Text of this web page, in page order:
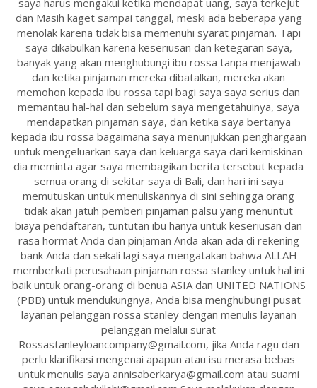
saya harus mengakui ketika mendapat uang, saya terkejut
dan Masih kaget sampai tanggal, meski ada beberapa yang
menolak karena tidak bisa memenuhi syarat pinjaman. Tapi
saya dikabulkan karena keseriusan dan ketegaran saya,
banyak yang akan menghubungi ibu rossa tanpa menjawab
dan ketika pinjaman mereka dibatalkan, mereka akan
memohon kepada ibu rossa tapi bagi saya saya serius dan
memantau hal-hal dan sebelum saya mengetahuinya, saya
mendapatkan pinjaman saya, dan ketika saya bertanya
kepada ibu rossa bagaimana saya menunjukkan penghargaan
untuk mengeluarkan saya dan keluarga saya dari kemiskinan
dia meminta agar saya membagikan berita tersebut kepada
semua orang di sekitar saya di Bali, dan hari ini saya
memutuskan untuk menuliskannya di sini sehingga orang
tidak akan jatuh pemberi pinjaman palsu yang menuntut
biaya pendaftaran, tuntutan ibu hanya untuk keseriusan dan
rasa hormat Anda dan pinjaman Anda akan ada di rekening
bank Anda dan sekali lagi saya mengatakan bahwa ALLAH
memberkati perusahaan pinjaman rossa stanley untuk hal ini
baik untuk orang-orang di benua ASIA dan UNITED NATIONS
(PBB) untuk mendukungnya, Anda bisa menghubungi pusat
layanan pelanggan rossa stanley dengan menulis layanan
pelanggan melalui surat
Rossastanleyloancompany@gmail.com, jika Anda ragu dan
perlu klarifikasi mengenai apapun atau isu merasa bebas
untuk menulis saya annisaberkarya@gmail.com atau suami